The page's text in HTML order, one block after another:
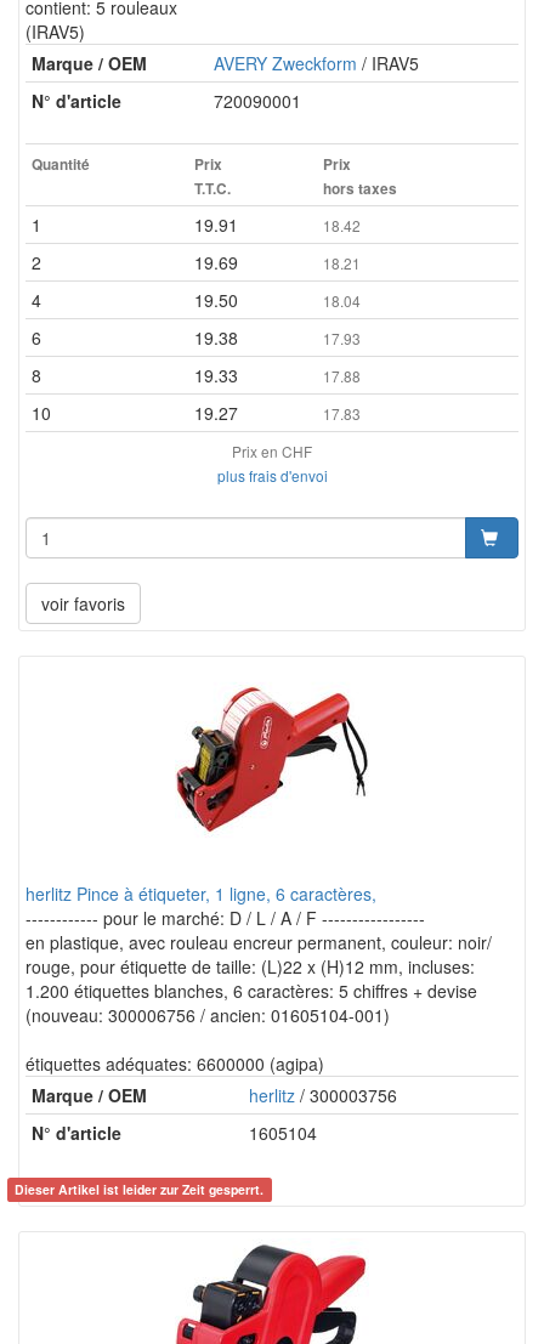
contient: 5 rouleaux
(IRAV5)
Marque / OEM
AVERY Zweckform / IRAV5
N° d'article
720090001
Quantité
Prix
T.T.C.
Prix
hors taxes
1 19.91 18.42
2 19.69 18.21
4 19.50 18.04
6 19.38 17.93
8 19.33 17.88
10 19.27
17.83
Prix en CHF
plus frais d'envoi
voir favoris
herlitz Pince à étiqueter, 1 ligne, 6 caractères,
------------ pour le marché: D / L / A / F -----------------
en plastique, avec rouleau encreur permanent, couleur: noir/
rouge, pour étiquette de taille: (L)22 x (H)12 mm, incluses:
1.200 étiquettes blanches, 6 caractères: 5 chiffres + devise
(nouveau: 300006756 / ancien: 01605104-001)
étiquettes adéquates: 6600000 (agipa)
Marque / OEM
herlitz / 300003756
N° d'article
1605104
Dieser Artikel ist leider zur Zeit gesperrt.